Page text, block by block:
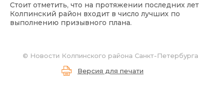
Стоит отметить, что на протяжении последних лет
Колпинский район входит в число лучших по
выполнению призывного плана.
© Новости Колпинского района Санкт-Петербурга
Версия для печати